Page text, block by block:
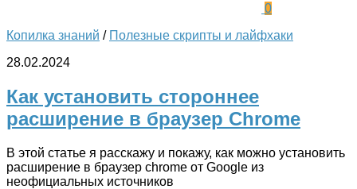
0
Копилка знаний / Полезные скрипты и лайфхаки
28.02.2024
Как установить стороннее
расширение в браузер Chrome
В этой статье я расскажу и покажу, как можно установить
расширение в браузер chrome от Google из
неофициальных источников